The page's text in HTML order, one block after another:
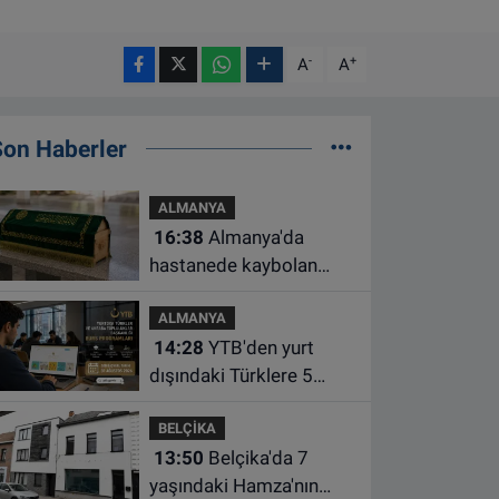
A- A+
Haberler
ALMANYA
16:38
hastanede kaybolan
çamaşır makinesinde
bulundu
ALMANYA
14:28
dışındaki Türklere 5
desteği
BELÇİKA
13:50
yaşındaki Hamza'nın